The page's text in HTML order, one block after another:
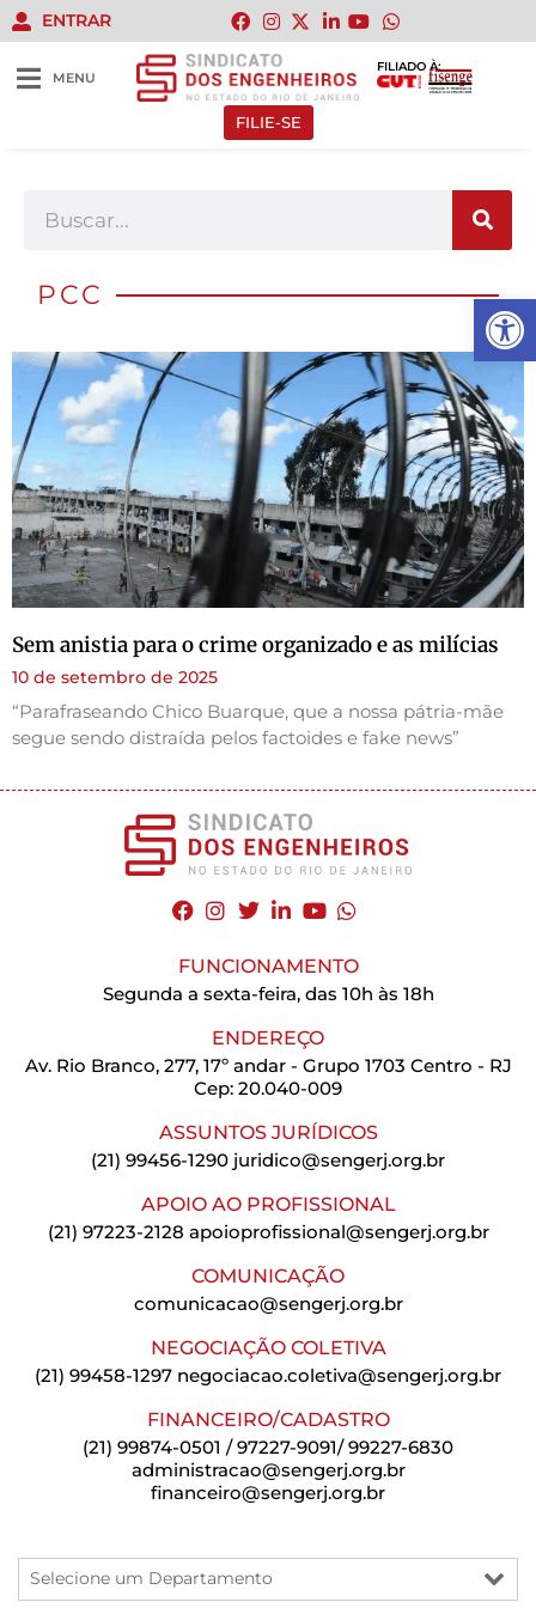
Abrir
ENTRAR
MENU
FILIADO À:
FILIE-SE
PCC
Sem anistia para o crime organizado e as milícias
10 de setembro de 2025
“Parafraseando Chico Buarque, que a nossa pátria-mãe
segue sendo distraída pelos factoides e fake news”
FUNCIONAMENTO
Segunda a sexta-feira, das 10h às 18h
ENDEREÇO
Av. Rio Branco, 277, 17º andar - Grupo 1703 Centro - RJ
Cep: 20.040-009
ASSUNTOS JURÍDICOS
(21) 99456-1290 juridico@sengerj.org.br
APOIO AO PROFISSIONAL
(21) 97223-2128 apoioprofissional@sengerj.org.br
COMUNICAÇÃO
comunicacao@sengerj.org.br
NEGOCIAÇÃO COLETIVA
(21) 99458-1297 negociacao.coletiva@sengerj.org.br
FINANCEIRO/CADASTRO
(21) 99874-0501 / 97227-9091/ 99227-6830
administracao@sengerj.org.br
financeiro@sengerj.org.br